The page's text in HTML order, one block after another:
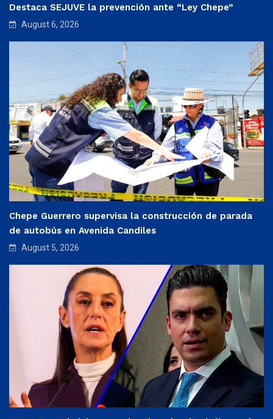
Destaca SEJUVE la prevención ante “Ley Chepe”
August 6, 2026
Chepe Guerrero supervisa la construcción de parada
de autobús en Avenida Candiles
August 5, 2026